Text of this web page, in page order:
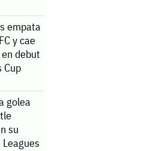
empata
y cae
debut
Cup
golea
su